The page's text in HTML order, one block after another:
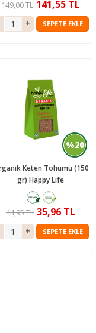
141,55 TL
149,00 TL
SEPETE EKLE
%20
Keten Tohumu (150
gr) Happy Life
35,96 TL
44,95 TL
SEPETE EKLE